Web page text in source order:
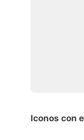
Iconos con